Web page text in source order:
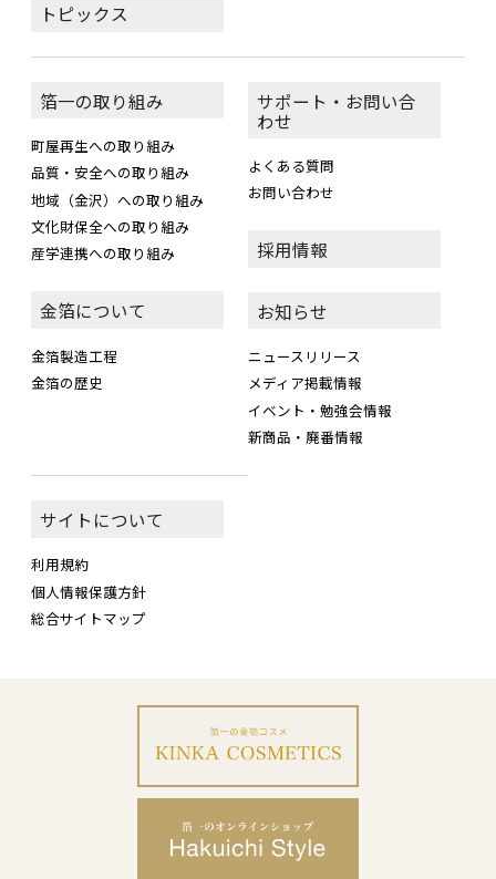
トピックス
箔一の取り組み
町屋再生への取り組み
品質・安全への取り組み
地域（金沢）への取り組み
文化財保全への取り組み
産学連携への取り組み
金箔について
金箔製造工程
金箔の歴史
サポート・お問い合
わせ
よくある質問
お問い合わせ
採用情報
お知らせ
ニュースリリース
メディア掲載情報
イベント・勉強会情報
新商品・廃番情報
サイトについて
利用規約
個人情報保護方針
総合サイトマップ